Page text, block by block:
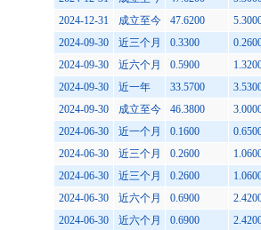
2024-12-31
成立至今 47.6200
2024-09-30
近三个月 0.3300
2024-09-30
近六个月 0.5900
2024-09-30
近一年 33.5700
2024-09-30
成立至今 46.3800
2024-06-30
近一个月 0.1600
2024-06-30
近三个月 0.2600
2024-06-30
近三个月 0.2600
2024-06-30
近六个月 0.6900
2024-06-30
近六个月 0.6900